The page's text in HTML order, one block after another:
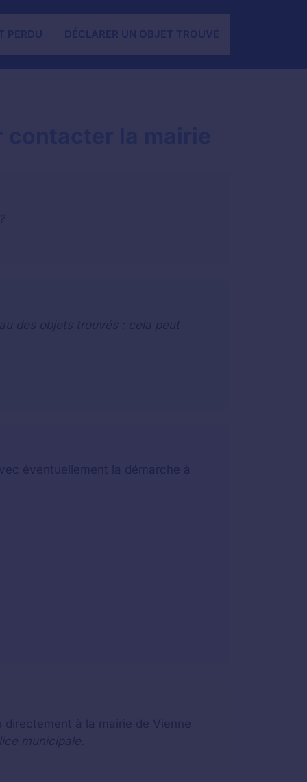
PERDU DÉCLARER UN OBJET TROUVÉ
à la mairie de Vienne
municipale.